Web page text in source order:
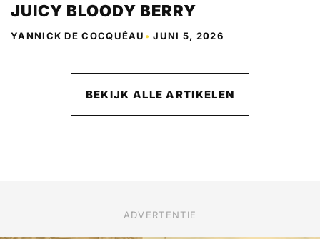
JUICY BLOODY BERRY
YANNICK DE COCQUÉAU •JUNI 5, 2026
BEKIJK ALLE ARTIKELEN
ADVERTENTIE